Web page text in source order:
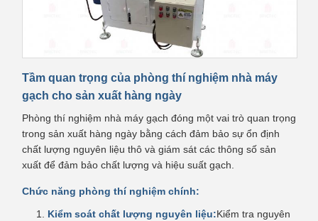
Tầm quan trọng của phòng thí nghiệm nhà máy
gạch cho sản xuất hàng ngày
Phòng thí nghiệm nhà máy gạch đóng một vai trò quan trọng
trong sản xuất hàng ngày bằng cách đảm bảo sự ổn định
chất lượng nguyên liệu thô và giám sát các thông số sản
xuất để đảm bảo chất lượng và hiệu suất gạch.
Chức năng phòng thí nghiệm chính:
Kiểm soát chất lượng nguyên liệu:Kiểm tra nguyên